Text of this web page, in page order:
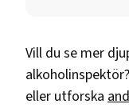
Vill du se mer
alkoholinspektör
eller utforska